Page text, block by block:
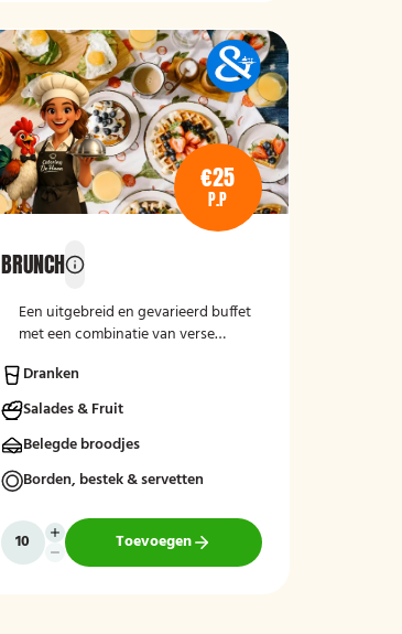
€25
P.P
BRUNCH
Een uitgebreid en gevarieerd buffet
met een combinatie van verse
belegsoorten en warme gerechten.
Perfect voor een complete en
gezellige start van de dag.
Dranken
Salades & Fruit
Belegde broodjes
Borden, bestek & servetten
Toevoegen